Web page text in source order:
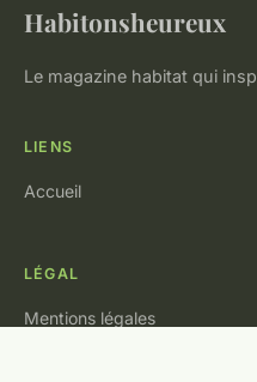
Habitonsheureux
Le magazine habitat qui
LIENS
Accueil
LÉGAL
Mentions légales